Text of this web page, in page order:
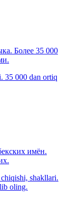
Более 35 000
35 000 dan ortiq
имён.
shakllari.
oling.